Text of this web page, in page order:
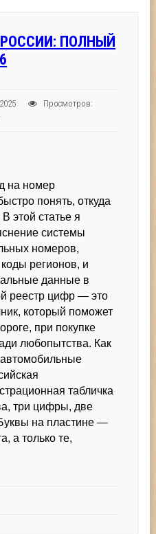
ПОЛНЫЙ
2025
Просмотров:
на номер
понять, откуда
этой статье я
системы
номеров,
коды регионов, и
данные в
реестр цифр — это
который поможет
при покупке
любопытства. Как
табличка
три цифры, две
на пластине —
а только те,